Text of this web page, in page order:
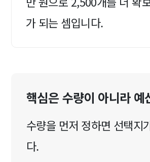
가 되는 셈입니다.
핵심은 수량이 아니라 예
수량을 먼저 정하면 선택지
다.